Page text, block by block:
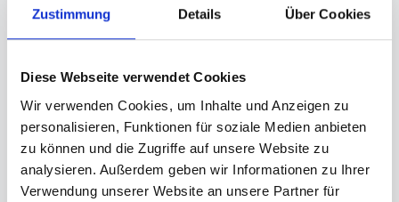
Zustimmung Details Über Cookies
Diese Webseite verwendet Cookies
Wir verwenden Cookies, um Inhalte und Anzeigen zu
personalisieren, Funktionen für soziale Medien anbieten
zu können und die Zugriffe auf unsere Website zu
analysieren. Außerdem geben wir Informationen zu Ihrer
Verwendung unserer Website an unsere Partner für
Válvulas reguladoras de
retención de bola
Techap suministra
válvulas reguladoras de
evitar el reflujo y regular con precisión el caudal de
los medios que fluyen.
Están disponibles en PVC y PP. Los materiales de
sellado son PTFE, Viton o EPDM.